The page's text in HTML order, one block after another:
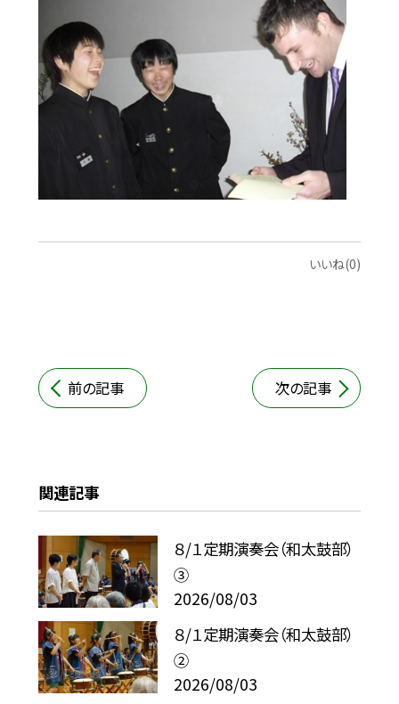
いいね(0)
前の記事 次の記事
関連記事
８/１定期演奏会（和太鼓部）
③
2026/08/03
８/１定期演奏会（和太鼓部）
②
2026/08/03